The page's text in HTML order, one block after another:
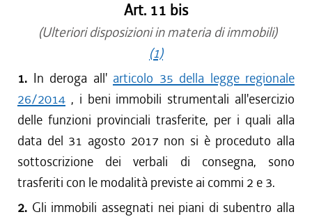
Art. 11 bis
(Ulteriori disposizioni in materia di immobili)
(1)
1. In deroga all' articolo 35 della legge regionale
26/2014 , i beni immobili strumentali all'esercizio
delle funzioni provinciali trasferite, per i quali alla
data del 31 agosto 2017 non si è proceduto alla
sottoscrizione dei verbali di consegna, sono
trasferiti con le modalità previste ai commi 2 e 3.
2. Gli immobili assegnati nei piani di subentro alla